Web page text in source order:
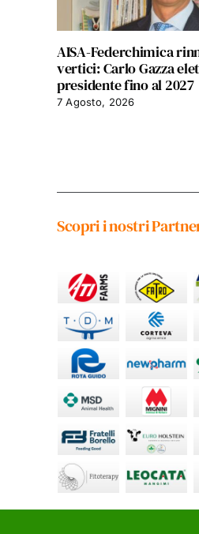
AISA-Federchimica
vertici: Carlo Gazza
presidente fino al 2027
7 Agosto, 2026
Scopri i nostri